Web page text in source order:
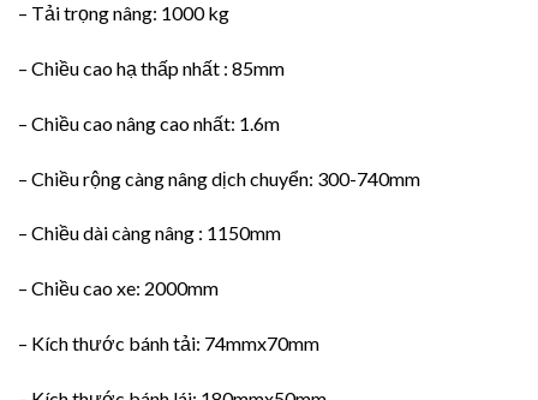
– Tải trọng nâng: 1000 kg
– Chiều cao hạ thấp nhất : 85mm
– Chiều cao nâng cao nhất: 1.6m
– Chiều rộng càng nâng dịch chuyển: 300-740mm
– Chiều dài càng nâng : 1150mm
– Chiều cao xe: 2000mm
– Kích thước bánh tải: 74mmx70mm